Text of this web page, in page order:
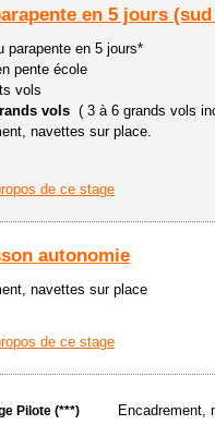
en 5 jours
parapente en 5 jours*
pente école
vols
vols ( 3 à 6 grands vols
navettes sur place.
de ce stage
autonomie
navettes sur place
de ce stage
Pilote (***) Encadrement,